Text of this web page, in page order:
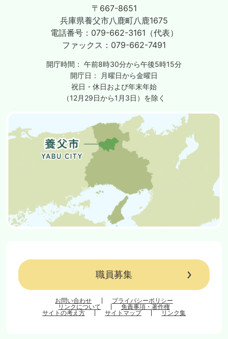
〒667-8651
兵庫県養父市八鹿町八鹿1675
電話番号： 079-662-3161（代表）
ファックス： 079-662-7491
開庁時間： 午前8時30分から午後5時15分
開庁日：
月曜日から金曜日
祝日・休日および年末年始
（12月29日から1月3日）を除く
職員募集
お問い合わせ
プライバシーポリシー
リンクについて
免責事項・著作権
サイトの考え方
サイトマップ リンク集